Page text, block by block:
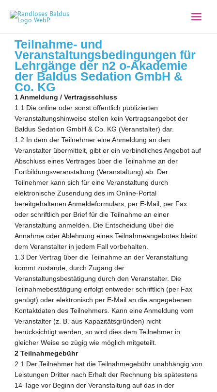
Inhalt
springen
Teilnahme- und
Veranstaltungsbedingungen für
Lehrgänge der n2 o-Akademie
der Baldus Sedation GmbH &
Co. KG
1 Anmeldung / Vertragsschluss
1.1 Die online oder sonst öffentlich publizierten
Veranstaltungshinweise stellen kein Vertragsangebot der
Baldus Sedation GmbH & Co. KG (Veranstalter) dar.
1.2 In dem der Teilnehmer eine Anmeldung an den
Veranstalter übermittelt, gibt er ein verbindliches Angebot auf
Abschluss eines Vertrages über die Teilnahme an der
Fortbildungsveranstaltung (Veranstaltung) ab. Der
Teilnehmer kann sich für eine Veranstaltung durch
elektronische Zusendung des im Online-Portal
bereitgehaltenen Anmeldeformulars, per E-Mail, per Fax
oder schriftlich per Brief für die Teilnahme an einer
Veranstaltung anmelden. Die Entscheidung über die
Annahme oder Ablehnung eines Teilnahmeangebotes bleibt
dem Veranstalter in jedem Fall vorbehalten.
1.3 Der Vertrag über die Teilnahme an der Veranstaltung
kommt zustande, durch Zugang der
Veranstaltungsbestätigung durch den Veranstalter. Die
Teilnahmebestätigung erfolgt entweder schriftlich (per Fax
genügt) oder elektronisch per E-Mail an die angegebenen
Kontaktdaten des Teilnehmers. Kann eine Anmeldung vom
Veranstalter (z. B. aus Kapazitätsgründen) nicht
berücksichtigt werden, so wird dies dem Teilnehmer in
gleicher Weise so zügig wie möglich mitgeteilt.
2 Teilnahmegebühr
2.1 Der Teilnehmer hat die Teilnahmegebühr unabhängig von
Leistungen Dritter nach Erhalt der Rechnung bis spätestens
14 Tage vor Beginn der Veranstaltung auf das in der